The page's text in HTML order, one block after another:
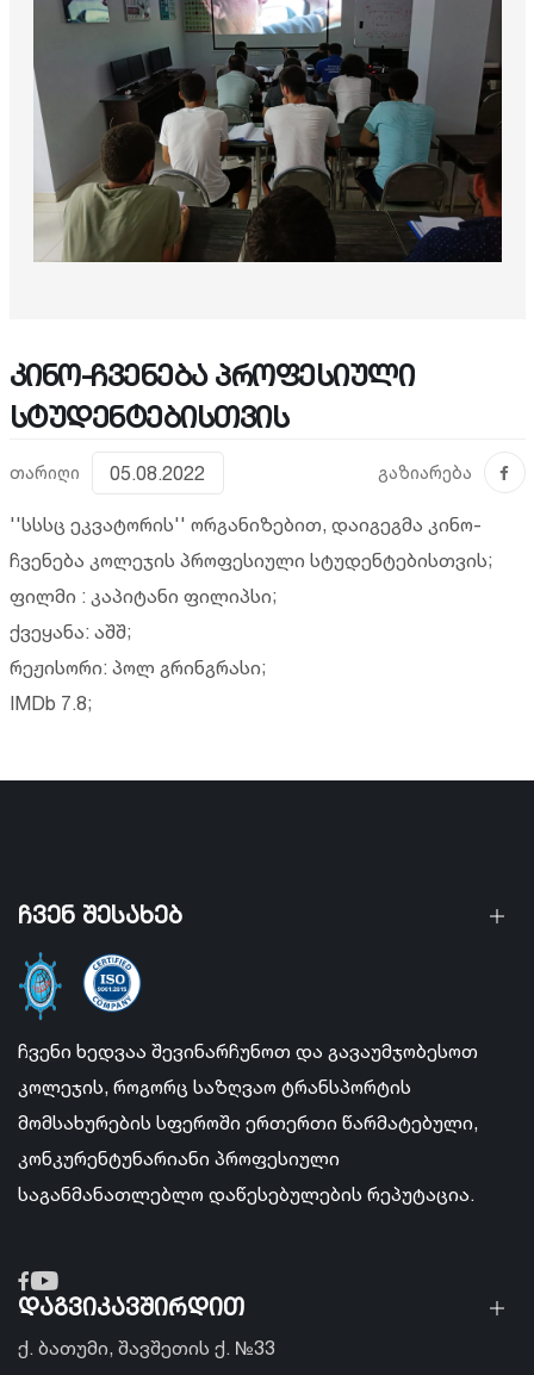
კინო-ჩვენება პროფესიული
სტუდენტებისთვის
თარიღი 05.08.2022 გაზიარება
''სსსც ეკვატორის'' ორგანიზებით, დაიგეგმა კინო-
ჩვენება კოლეჯის პროფესიული სტუდენტებისთვის;
ფილმი : კაპიტანი ფილიპსი;
ქვეყანა: აშშ;
რეჟისორი: პოლ გრინგრასი;
IMDb 7.8;
ჩვენ შესახებ
ჩვენი ხედვაა შევინარჩუნოთ და გავაუმჯობესოთ
კოლეჯის, როგორც საზღვაო ტრანსპორტის
მომსახურების სფეროში ერთერთი წარმატებული,
კონკურენტუნარიანი პროფესიული
საგანმანათლებლო დაწესებულების რეპუტაცია.
დაგვიკავშირდით
ქ. ბათუმი, შავშეთის ქ. №33